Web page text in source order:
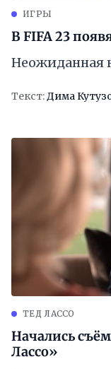
ИГРЫ
В FIFA 23
Неожиданная
Текст:Дима
ТЕД ЛАССО
Начались
Лассо»